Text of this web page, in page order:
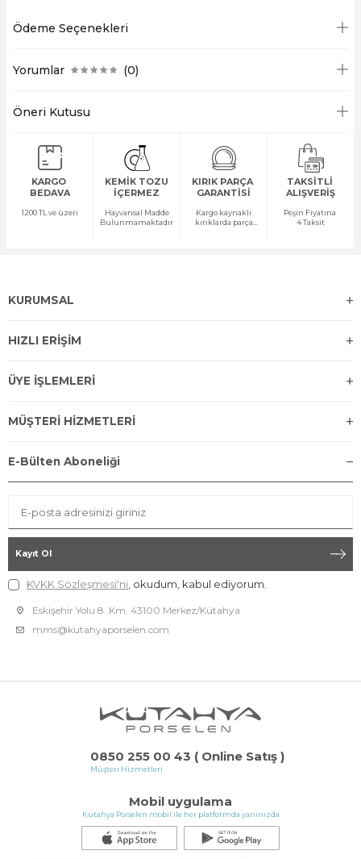
Ödeme Seçenekleri
Yorumlar (0)
Öneri Kutusu
KARGO
BEDAVA
1200 TL ve üzeri
KEMİK TOZU
İÇERMEZ
Hayvansal Madde
Bulunmamaktadır
KIRIK PARÇA
GARANTİSİ
Kargo kaynaklı
kırıklarda parça
TAKSİTLİ
ALIŞVERİŞ
Peşin Fiyatına
4 Taksit
0850 255 00 43 ( Online Satış )
Müşteri Hizmetleri
Mobil uygulama
Kütahya Porselen mobil ile her platformda yanınızda
KURUMSAL
HIZLI ERİŞİM
ÜYE İŞLEMLERİ
MÜŞTERİ HİZMETLERİ
E-Bülten Aboneliği
Kayıt Ol
KVKK Sözleşmesi'ni , okudum, kabul ediyorum.
Eskişehir Yolu 8. Km. 43100 Merkez/Kütahya
mms@kutahyaporselen.com